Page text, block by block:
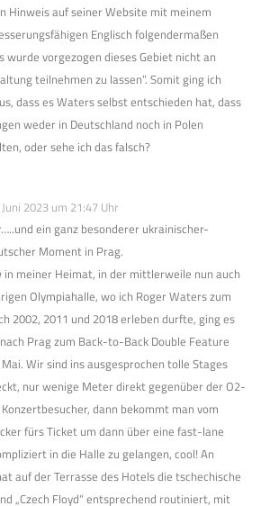
Hinweis auf seiner Website mit meinem
Englisch folgendermaßen
wurde vorgezogen dieses Gebiet nicht an
teilnehmen zu lassen”. Somit ging ich
dass es Waters selbst entschieden hat, dass
weder in Deutschland noch in Polen
oder sehe ich das falsch?
2023 um 21:47 Uhr
ein ganz besonderer ukrainischer-
Moment in Prag.
in meiner Heimat, in der mittlerweile nun auch
Olympiahalle, wo ich Roger Waters zum
2002, 2011 und 2018 erleben durfte, ging es
Prag zum Back-to-Back Double Feature
Wir sind ins ausgesprochen tolle Stages
nur wenige Meter direkt gegenüber der O2-
dann bekommt man vom
fürs Ticket um dann über eine fast-lane
in die Halle zu gelangen, cool! An
auf der Terrasse des Hotels die tschechische
„Czech Floyd“ entsprechend routiniert, mit